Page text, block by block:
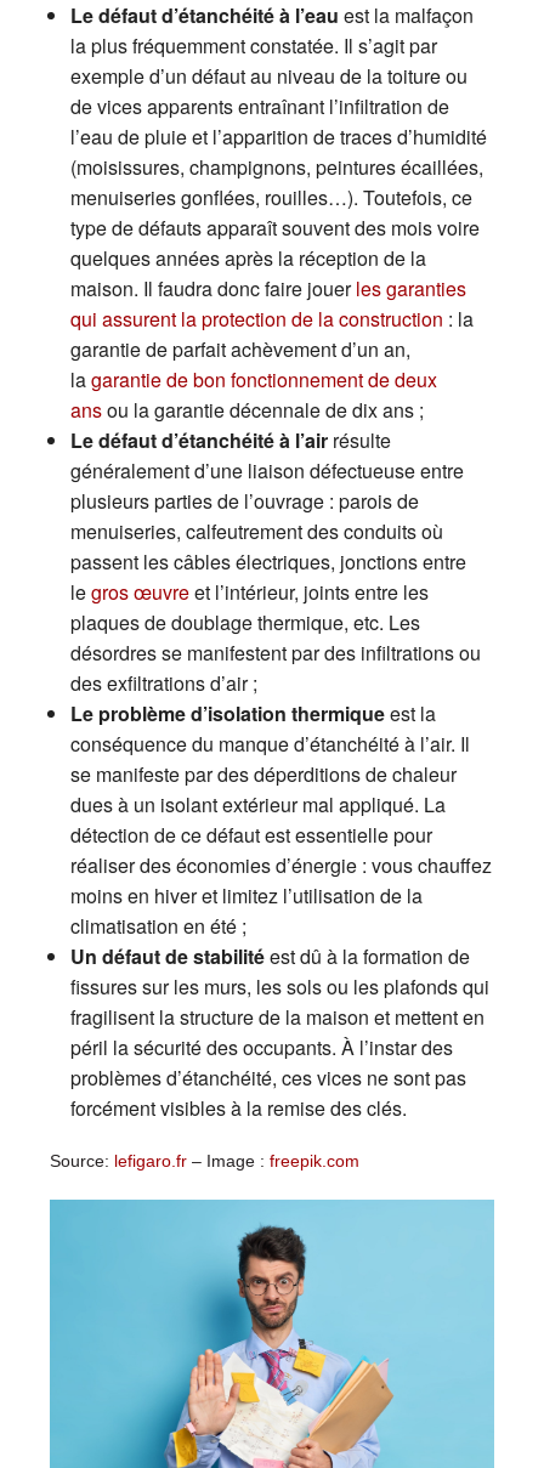
Le défaut d’étanchéité à l’eau est la malfaçon
la plus fréquemment constatée. Il s’agit par
exemple d’un défaut au niveau de la toiture ou
de vices apparents entraînant l’infiltration de
l’eau de pluie et l’apparition de traces d’humidité
(moisissures, champignons, peintures écaillées,
menuiseries gonflées, rouilles…). Toutefois, ce
type de défauts apparaît souvent des mois voire
quelques années après la réception de la
maison. Il faudra donc faire jouerles garanties
qui assurent la protection de la construction : la
garantie de parfait achèvement d’un an,
lagarantie de bon fonctionnement de deux
ansou la garantie décennale de dix ans ;
Le défaut d’étanchéité à l’air résulte
généralement d’une liaison défectueuse entre
plusieurs parties de l’ouvrage : parois de
menuiseries, calfeutrement des conduits où
passent les câbles électriques, jonctions entre
legros œuvreet l’intérieur, joints entre les
plaques de doublage thermique, etc. Les
désordres se manifestent par des infiltrations ou
des exfiltrations d’air ;
Le problème d’isolation thermiqueest la
conséquence du manque d’étanchéité à l’air. Il
se manifeste par des déperditions de chaleur
dues à un isolant extérieur mal appliqué. La
détection de ce défaut est essentielle pour
réaliser des économies d’énergie : vous chauffez
moins en hiver et limitez l’utilisation de la
climatisation en été ;
Un défaut de stabilitéest dû à la formation de
fissures sur les murs, les sols ou les plafonds qui
fragilisent la structure de la maison et mettent en
péril la sécurité des occupants. À l’instar des
problèmes d’étanchéité, ces vices ne sont pas
forcément visibles à la remise des clés.
Source: lefigaro.fr– Image : freepik.com